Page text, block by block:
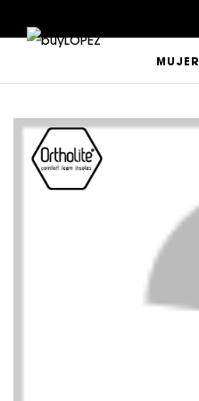
MUJER